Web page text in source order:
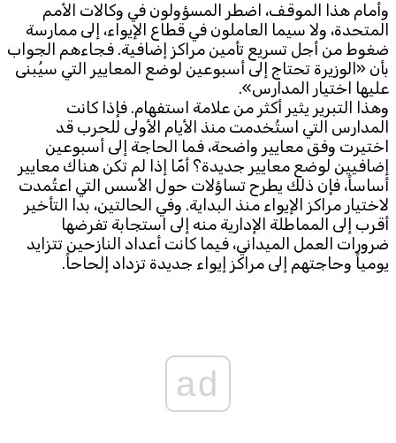
وأمام هذا الموقف، اضطر المسؤولون في وكالات الأمم
المتحدة، ولا سيما العاملون في قطاع الإيواء، إلى ممارسة
ضغوط من أجل تسريع تأمين مراكز إضافية. فجاءهم الجواب
بأن «الوزيرة تحتاج إلى أسبوعين لوضع المعايير التي سيُبنى
عليها اختيار المدارس».
وهذا التبرير يثير أكثر من علامة استفهام. فإذا كانت
المدارس التي استُخدمت منذ الأيام الأولى للحرب قد
اختيرت وفق معايير واضحة، فما الحاجة إلى أسبوعين
إضافيين لوضع معايير جديدة؟ أمّا إذا لم تكن هناك معايير
أساساً، فإن ذلك يطرح تساؤلات حول الأسس التي اعتُمدت
لاختيار مراكز الإيواء منذ البداية. وفي الحالتين، بدا التأخير
أقرب إلى المماطلة الإدارية منه إلى استجابة تفرضها
ضرورات العمل الميداني، فيما كانت أعداد النازحين تتزايد
يومياً وحاجتهم إلى مراكز إيواء جديدة تزداد إلحاحاً.
ad